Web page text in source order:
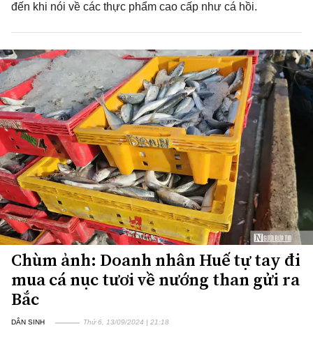
đến khi nói về các thực phẩm cao cấp như cá hồi.
Chùm ảnh: Doanh nhân Huế tự tay đi
mua cá nục tươi về nướng than gửi ra
Bắc
DÂN SINH Thứ 6, 13/09/2024 | 21:18